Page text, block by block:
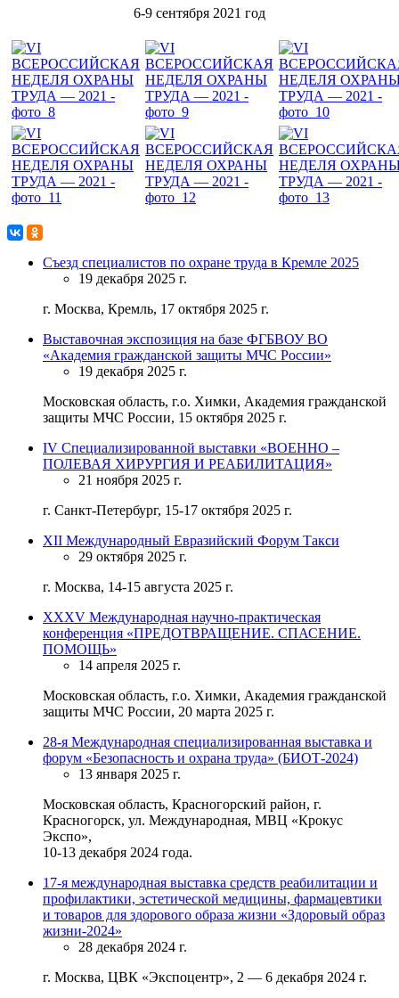
6-9 сентября 2021 год
Съезд специалистов по охране труда в Кремле 2025
19 декабря 2025 г.
г. Москва, Кремль, 17 октября 2025 г.
Выставочная экспозиция на базе ФГБВОУ ВО
«Академия гражданской защиты МЧС России»
19 декабря 2025 г.
Московская область, г.о. Химки, Академия гражданской
защиты МЧС России, 15 октября 2025 г.
IV Специализированной выставки «ВОЕННО –
ПОЛЕВАЯ ХИРУРГИЯ И РЕАБИЛИТАЦИЯ»
21 ноября 2025 г.
г. Санкт-Петербург, 15-17 октября 2025 г.
XII Международный Евразийский Форум Такси
29 октября 2025 г.
г. Москва, 14-15 августа 2025 г.
ХХХV Международная научно-практическая
конференция «ПРЕДОТВРАЩЕНИЕ. СПАСЕНИЕ.
ПОМОЩЬ»
14 апреля 2025 г.
Московская область, г.о. Химки, Академия гражданской
защиты МЧС России, 20 марта 2025 г.
28-я Международная специализированная выставка и
форум «Безопасность и охрана труда» (БИОТ-2024)
13 января 2025 г.
Московская область, Красногорский район, г.
Красногорск, ул. Международная, МВЦ «Крокус
Экспо»,
10-13 декабря 2024 года.
17-я международная выставка средств реабилитации и
профилактики, эстетической медицины, фармацевтики
и товаров для здорового образа жизни «Здоровый образ
жизни-2024»
28 декабря 2024 г.
г. Москва, ЦВК «Экспоцентр», 2 — 6 декабря 2024 г.